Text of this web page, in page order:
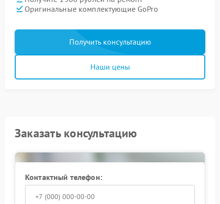
Оригинальные комплектующие GoPro
Получить консультацию
Наши цены
Заказать консультацию
Контактный телефон: